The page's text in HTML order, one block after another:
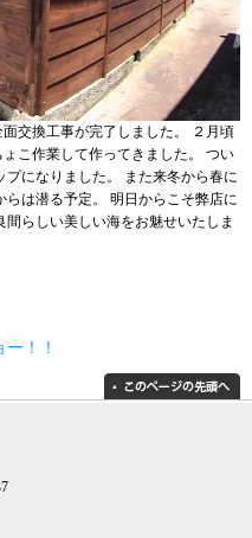
交換工事が完了しました。 ２月頃
こ作業して作ってきました。 つい
になりました。 また来冬から春に
は潜る予定。 明日からこそ弊店に
らしい美しい海をお魅せいたしま
！！